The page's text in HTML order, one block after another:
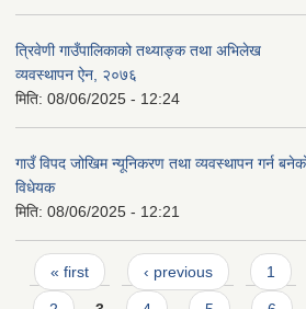
त्रिवेणी गाउँपालिकाको तथ्याङ्क तथा अभिलेख
व्यवस्थापन ऐन, २०७६
मिति: 08/06/2025 - 12:24
गाउँ विपद जोखिम न्यूनिकरण तथा व्यवस्थापन गर्न
विधेयक
मिति: 08/06/2025 - 12:21
Pages
« first ‹ previous 1